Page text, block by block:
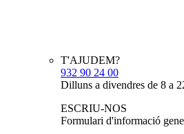
T'AJUDEM?
932 90 24 00
Dilluns a divendres de 8 a
ESCRIU-NOS
Formulari d'informació